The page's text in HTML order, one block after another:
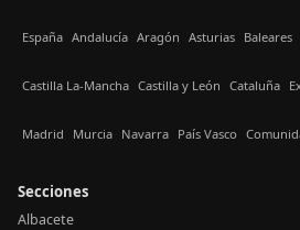
España Andalucía Aragón Asturias Baleares
Castilla La-Mancha Castilla y León Cataluña
Madrid Murcia Navarra País Vasco
Secciones
Albacete